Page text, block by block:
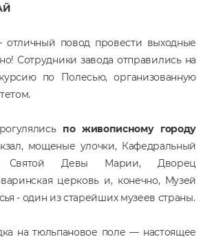
повод провести выходные
Сотрудники завода отправились на
по Полесью, организованную
по живописному городу
мощеные улочки, Кафедральный
Святой Девы Марии, Дворец
церковь и, конечно, Музей
- один из старейших музеев страны.
на тюльпановое поле — настоящее